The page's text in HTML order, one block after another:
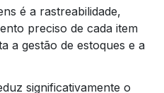
é a rastreabilidade,
preciso de cada item
a gestão de estoques e a
significativamente o